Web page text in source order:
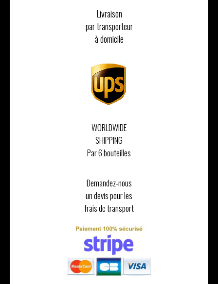
Livraison
par transporteur
à domicile
WORLDWIDE
SHIPPING
Par 6 bouteilles
Demandez-nous
un devis pour les
frais de transport